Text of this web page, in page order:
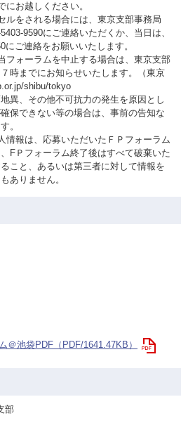
お越しください。
ルをされる場合には、東京支部事務局
9590にご連絡いただくか、当日は、
にご連絡をお願いいたします。
フォーラムを中止する場合は、東京支部
時までにお知らせいたします。（東京
shibu/tokyo
異、その他不可抗力の発生を原因とし
保できない等の場合は、事前の告知な
。
情報は、応募いただいたＦＰフォーラム
FＰフォーラム終了後はすべて破棄いた
こと、あるいは第三者に対して情報を
ありません。
＠池袋PDF（PDF/1641.47KB）
部